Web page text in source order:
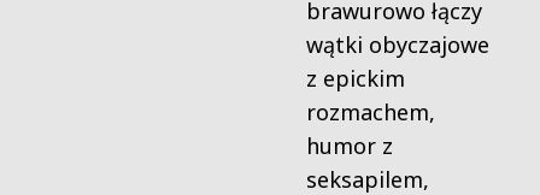
brawurowo łączy
wątki obyczajowe
z epickim
rozmachem,
humor z
seksapilem,